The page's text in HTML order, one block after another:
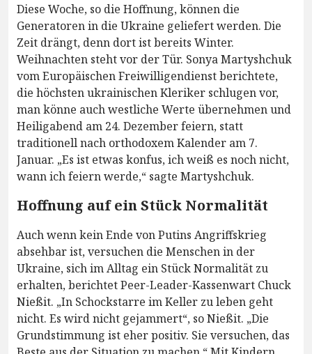
Diese Woche, so die Hoffnung, können die
Generatoren in die Ukraine geliefert werden. Die
Zeit drängt, denn dort ist bereits Winter.
Weihnachten steht vor der Tür. Sonya Martyshchuk
vom Europäischen Freiwilligendienst berichtete,
die höchsten ukrainischen Kleriker schlugen vor,
man könne auch westliche Werte übernehmen und
Heiligabend am 24. Dezember feiern, statt
traditionell nach orthodoxem Kalender am 7.
Januar. „Es ist etwas konfus, ich weiß es noch nicht,
wann ich feiern werde,“ sagte Martyshchuk.
Hoffnung auf ein Stück Normalität
Auch wenn kein Ende von Putins Angriffskrieg
absehbar ist, versuchen die Menschen in der
Ukraine, sich im Alltag ein Stück Normalität zu
erhalten, berichtet Peer-Leader-Kassenwart Chuck
Nießit. „In Schockstarre im Keller zu leben geht
nicht. Es wird nicht gejammert“, so Nießit. „Die
Grundstimmung ist eher positiv. Sie versuchen, das